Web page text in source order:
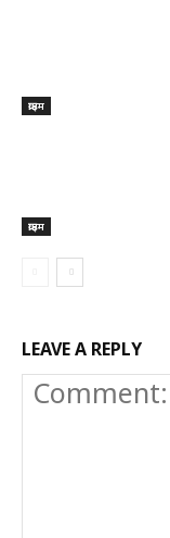
क्राइम
क्राइम
LEAVE A REPLY